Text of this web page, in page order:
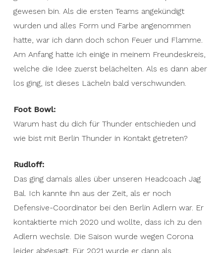
gewesen bin. Als die ersten Teams angekündigt
wurden und alles Form und Farbe angenommen
hatte, war ich dann doch schon Feuer und Flamme.
Am Anfang hatte ich einige in meinem Freundeskreis,
welche die Idee zuerst belächelten. Als es dann aber
los ging, ist dieses Lächeln bald verschwunden.
Foot Bowl:
Warum hast du dich für Thunder entschieden und
wie bist mit Berlin Thunder in Kontakt getreten?
Rudloff:
Das ging damals alles über unseren Headcoach Jag
Bal. Ich kannte ihn aus der Zeit, als er noch
Defensive-Coordinator bei den Berlin Adlern war. Er
kontaktierte mich 2020 und wollte, dass ich zu den
Adlern wechsle. Die Saison wurde wegen Corona
leider abgesagt. Für 2021 wurde er dann als